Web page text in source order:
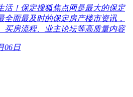
活！保定搜狐焦点网是最大的保定
全面最及时的保定房产楼市资讯，
买房流程、业主论坛等高质量内容
06日